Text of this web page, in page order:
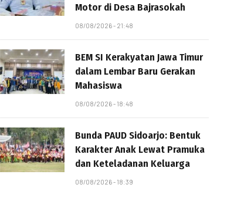
Motor di Desa Bajrasokah
08/08/2026 - 21:48
BEM SI Kerakyatan Jawa Timur
dalam Lembar Baru Gerakan
Mahasiswa
08/08/2026 - 18:48
Bunda PAUD Sidoarjo: Bentuk
Karakter Anak Lewat Pramuka
dan Keteladanan Keluarga
08/08/2026 - 18:39